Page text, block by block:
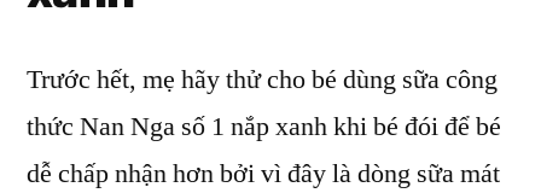
Trước hết, mẹ hãy thử cho bé dùng sữa công
thức Nan Nga số 1 nắp xanh khi bé đói để bé
dễ chấp nhận hơn bởi vì đây là dòng sữa mát